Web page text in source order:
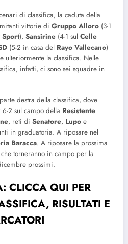
di classifica, la caduta della
vittorie di Gruppo Alloro (3-1
Sport), Sansirine (4-1 sul Celle
(5-2 in casa del Rayo Vallecano)
ulteriormente la classifica. Nelle
infatti, ci sono sei squadre in
destra della classifica, dove
2 sul campo della Resistente
, reti di Senatore, Lupo e
in graduatoria. A riposare nel
Baracca. A riposare la prossima
torneranno in campo per la
prossimi.
CLICCA QUI PER
RISULTATI E